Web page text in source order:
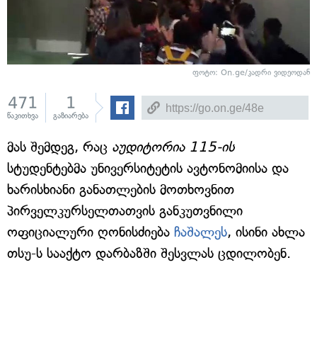
ფოტო: On.ge/კადრი ვიდეოდან
471
წაკითხვა
1
გაზიარება
მას შემდეგ, რაც აუდიტორია 115-ის
სტუდენტებმა უნივერსიტეტის ავტონომიისა და
ხარისხიანი განათლების მოთხოვნით
პირველკურსელთათვის განკუთვნილი
ოფიციალური ღონისძიება ჩაშალეს, ისინი ახლა
თსუ-ს სააქტო დარბაზში შესვლას ცდილობენ.